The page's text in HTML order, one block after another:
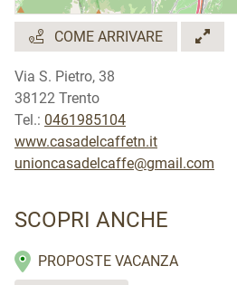
COME ARRIVARE
Via S. Pietro, 38
38122 Trento
Tel.: 0461985104
www.casadelcaffetn.it
unioncasadelcaffe@gmail.com
SCOPRI ANCHE
PROPOSTE VACANZA